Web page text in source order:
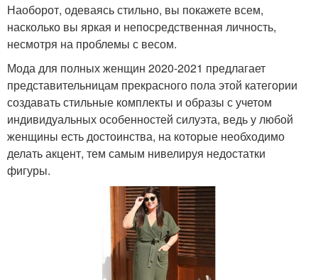
Наоборот, одеваясь стильно, вы покажете всем,
насколько вы яркая и непосредственная личность,
несмотря на проблемы с весом.
Мода для полных женщин 2020-2021 предлагает
представительницам прекрасного пола этой категории
создавать стильные комплекты и образы с учетом
индивидуальных особенностей силуэта, ведь у любой
женщины есть достоинства, на которые необходимо
делать акцент, тем самым нивелируя недостатки
фигуры.